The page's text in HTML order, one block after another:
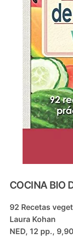
COCINA BIO
92 Recetas
Laura Kohan
NED, 12 pp.,